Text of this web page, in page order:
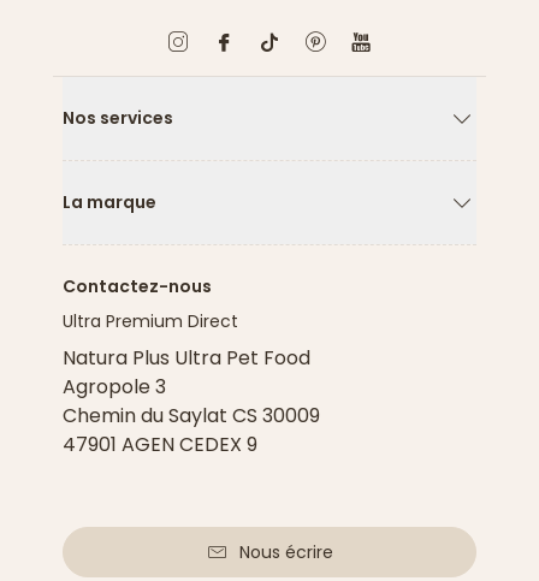
Nos services
La marque
Contactez-nous
Ultra Premium Direct
Natura Plus Ultra Pet Food
Agropole 3
Chemin du Saylat CS 30009
47901 AGEN CEDEX 9
Nous écrire